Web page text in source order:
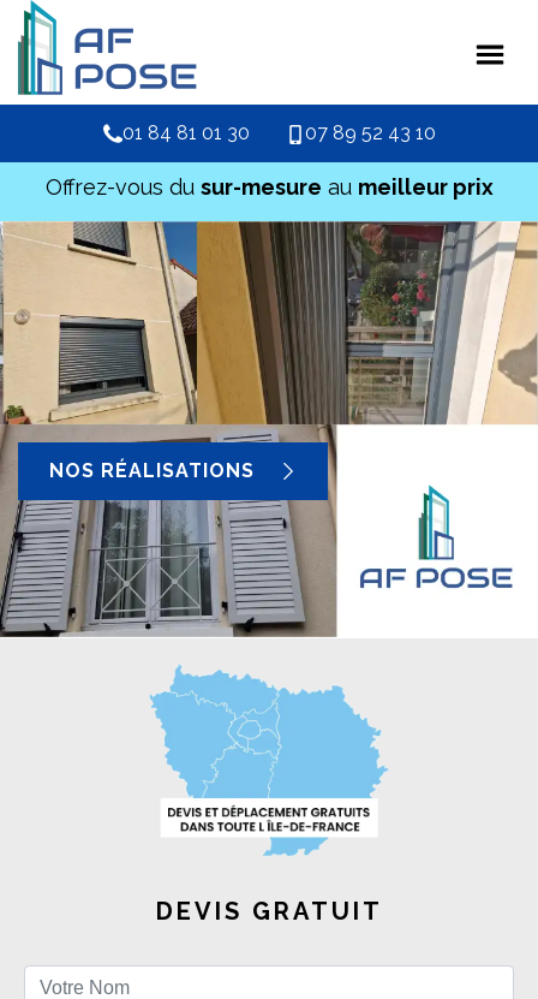
01 84 81 01 30 07 89 52 43 10
Offrez-vous du sur-mesure au meilleur prix
NOS RÉALISATIONS
DEVIS GRATUIT